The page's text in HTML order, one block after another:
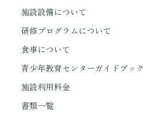
施設設備について
研修プログラムについて
食事について
青少年教育センターガイドブック
施設利用料金
書類一覧